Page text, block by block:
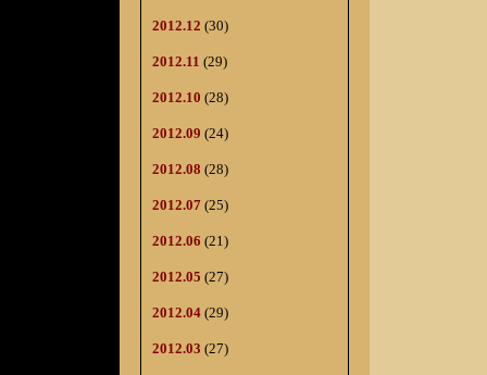
2012.12 (30)
2012.11 (29)
2012.10 (28)
2012.09 (24)
2012.08 (28)
2012.07 (25)
2012.06 (21)
2012.05 (27)
2012.04 (29)
2012.03 (27)